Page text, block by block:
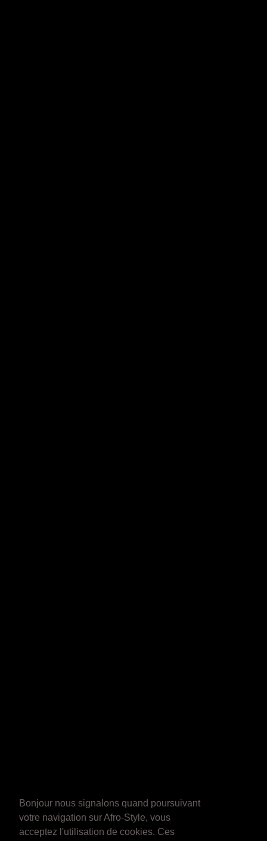
Bonjour nous signalons quand poursuivant
votre navigation sur Afro-Style, vous
acceptez l'utilisation de cookies. Ces